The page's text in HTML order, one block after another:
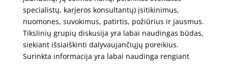
specialistų, karjeros konsultantų) įsitikinimus,
nuomones, suvokimus, patirtis, požiūrius ir jausmus.
Tikslinių grupių diskusija yra labai naudingas būdas,
siekiant išsiaiškinti dalyvaujančiųjų poreikius.
Surinkta informacija yra labai naudinga rengiant